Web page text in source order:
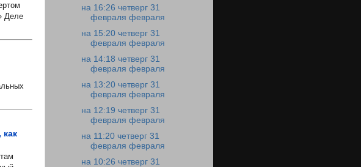
Деле
как
на 16:26 четверг 31
февраля февраля
на 15:20 четверг 31
февраля февраля
на 14:18 четверг 31
февраля февраля
на 13:20 четверг 31
февраля февраля
на 12:19 четверг 31
февраля февраля
на 11:20 четверг 31
февраля февраля
на 10:26 четверг 31